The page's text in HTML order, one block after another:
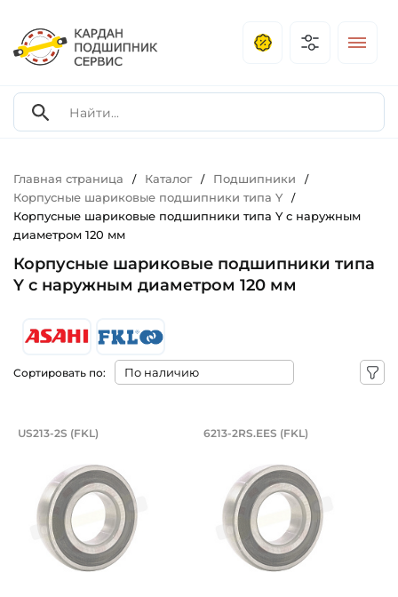
Главная страница / Каталог / Подшипники /
Корпусные шариковые подшипники типа Y /
Корпусные шариковые подшипники типа Y с наружным
диаметром 120 мм
Корпусные шариковые подшипники типа
Y с наружным диаметром 120 мм
Сортировать по:
Подшипник 65х120х23 мм,
US213-2S (FKL) Подшипник
6213-2RS.EES (FKL)